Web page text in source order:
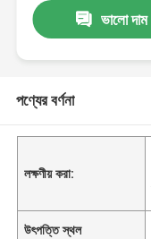
ভালো দাম
পণ্যের বর্ণনা
লক্ষণীয় করা:
উৎপত্তি স্থল